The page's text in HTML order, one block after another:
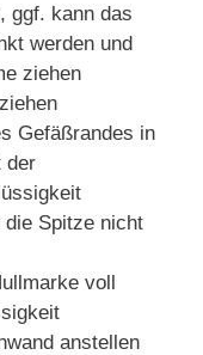
ggf. kann das
werden und
ziehen
Gefäßrandes in
der
Spitze nicht
voll
anstellen